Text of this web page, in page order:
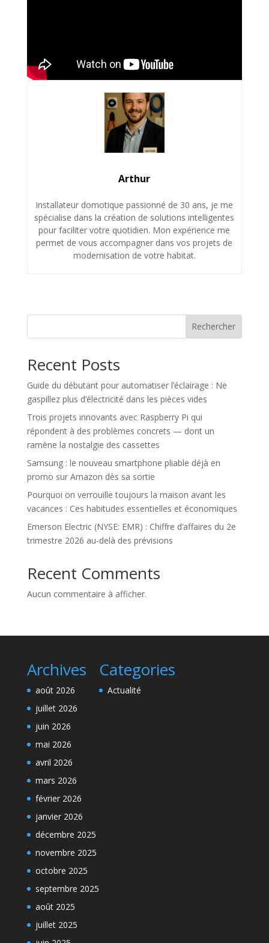
Arthur
Installateur domotique passionné de 30 ans, je me
spécialise dans la création de solutions intelligentes
pour faciliter votre quotidien. Mon expérience me
permet de vous accompagner dans vos projets de
modernisation de votre habitat.
Rechercher
Recent Posts
Guide du débutant pour automatiser l’éclairage : Ne
gaspillez plus d’électricité dans les pièces vides
Trois projets innovants avec Raspberry Pi qui
répondent à des problèmes concrets — dont un
ramène la nostalgie des cassettes
Samsung : le nouveau smartphone pliable déjà en
promo sur Amazon dès sa sortie
Pourquoi on verrouille toujours la maison avant les
vacances : Ces habitudes essentielles et économiques
Emerson Electric (NYSE: EMR) : Chiffre d’affaires du 2e
trimestre 2026 au-delà des prévisions
Recent Comments
Aucun commentaire à afficher.
Archives
août 2026
juillet 2026
juin 2026
mai 2026
avril 2026
mars 2026
février 2026
janvier 2026
décembre 2025
novembre 2025
octobre 2025
septembre 2025
août 2025
juillet 2025
Categories
Actualité